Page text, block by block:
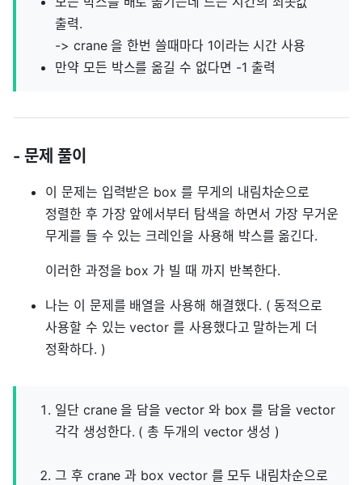
출력.
-> crane 을 한번 쓸때마다 1이라는 시간 사용
만약 모든 박스를 옮길 수 없다면 -1 출력
- 문제 풀이
이 문제는 입력받은 box 를 무게의 내림차순으로
정렬한 후 가장 앞에서부터 탐색을 하면서 가장 무거운
무게를 들 수 있는 크레인을 사용해 박스를 옮긴다.
이러한 과정을 box 가 빌 때 까지 반복한다.
나는 이 문제를 배열을 사용해 해결했다. ( 동적으로
사용할 수 있는 vector 를 사용했다고 말하는게 더
정확하다. )
일단 crane 을 담을 vector 와 box 를 담을 vector
각각 생성한다. ( 총 두개의 vector 생성 )
그 후 crane 과 box vector 를 모두 내림차순으로